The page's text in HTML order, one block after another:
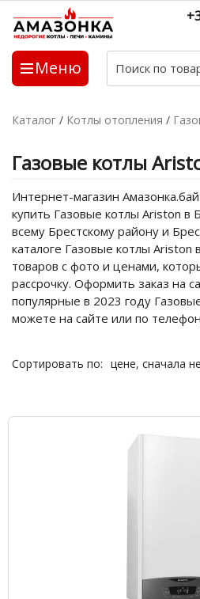
Меню
Каталог / Котлы отопления /
Газовые котлы
Интернет-магазин
купить Газовые котлы Ariston в
всему Брестскому району и
каталоге Газовые котлы Ariston
товаров с фото и ценами,
рассрочку. Оформить заказ на
популярные в 2023 году
можете на сайте или по
Сортировать по: цене, сначала